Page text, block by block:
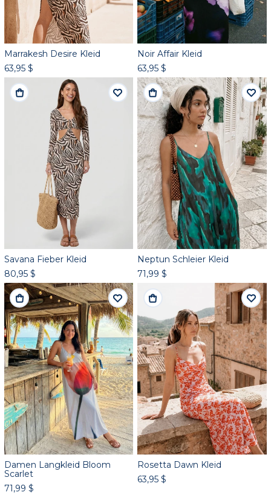
Marrakesh Desire Kleid
63,95 $
Noir Affair Kleid
63,95 $
Savana Fieber Kleid
80,95 $
Neptun Schleier Kleid
71,99 $
Damen Langkleid Bloom
Scarlet
71,99 $
Rosetta Dawn Kleid
63,95 $